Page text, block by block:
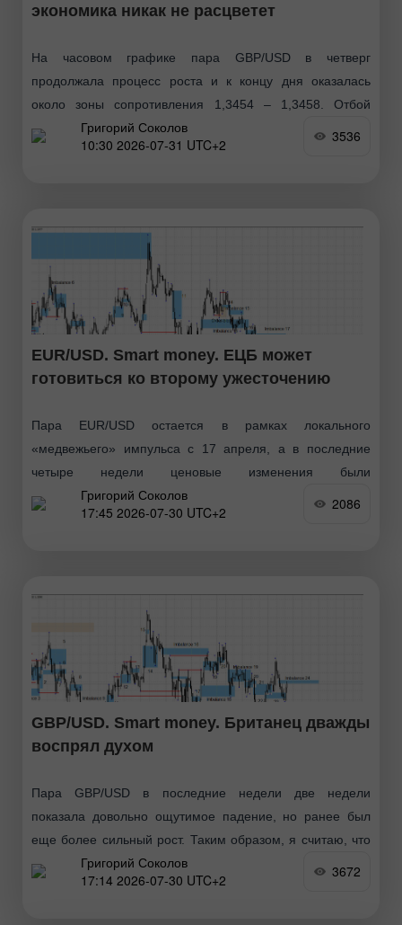
экономика никак не расцветет
На часовом графике пара GBP/USD в четверг
продолжала процесс роста и к концу дня оказалась
около зоны сопротивления 1,3454 – 1,3458. Отбой
котировок от этой зоны сработает в пользу
американского
Григорий Соколов
10:30 2026-07-31 UTC+2
3536
EUR/USD. Smart money. ЕЦБ может
готовиться ко второму ужесточению
Пара EUR/USD остается в рамках локального
«медвежьего» импульса с 17 апреля, а в последние
четыре недели ценовые изменения были
минимальными. Лишь в последние пару дней мы видим
движения на рынке
Григорий Соколов
17:45 2026-07-30 UTC+2
2086
GBP/USD. Smart money. Британец дважды
воспрял духом
Пара GBP/USD в последние недели две недели
показала довольно ощутимое падение, но ранее был
еще более сильный рост. Таким образом, я считаю, что
месяц назад мог начаться новый «бычий» тренд
Григорий Соколов
17:14 2026-07-30 UTC+2
3672